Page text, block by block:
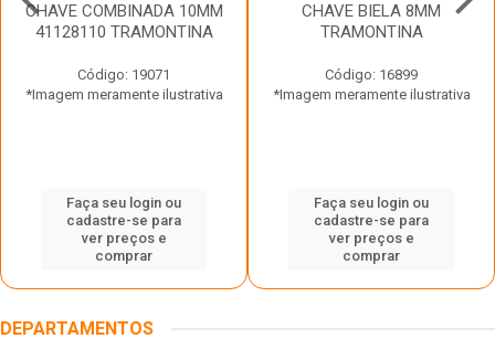
CHAVE COMBINADA 10MM
41128110 TRAMONTINA
Código: 19071
*Imagem meramente ilustrativa
Faça seu login ou
cadastre-se para
ver preços e
comprar
CHAVE BIELA 8MM
TRAMONTINA
Código: 16899
*Imagem meramente ilustrativa
Faça seu login ou
cadastre-se para
ver preços e
comprar
DEPARTAMENTOS